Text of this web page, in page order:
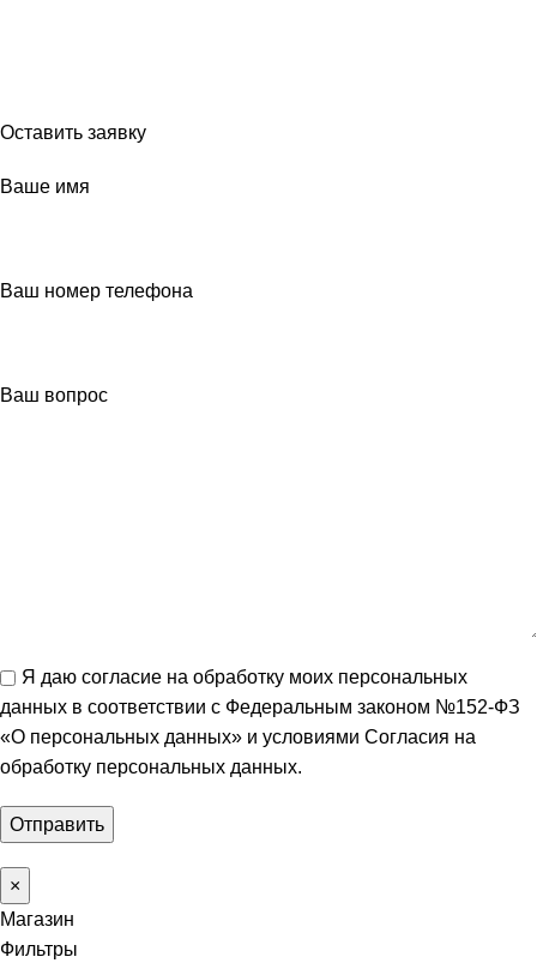
Оставить заявку
Ваше имя
Ваш номер телефона
Ваш вопрос
Я даю согласие на обработку моих персональных
данных в соответствии с Федеральным законом №152-ФЗ
«О персональных данных» и условиями Согласия на
обработку персональных данных.
×
Магазин
Фильтры